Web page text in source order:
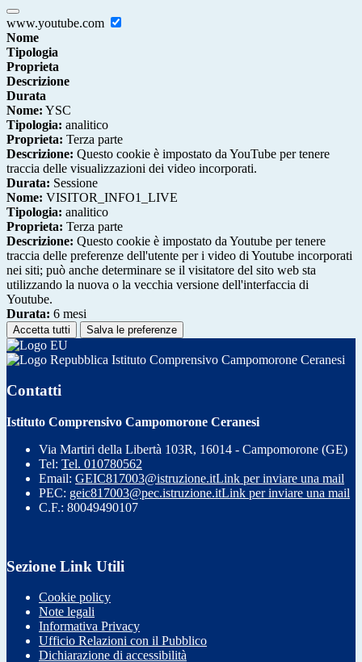
www.youtube.com
Nome
Tipologia
Proprieta
Descrizione
Durata
Nome: YSC
Tipologia: analitico
Proprieta: Terza parte
Descrizione: Questo cookie è impostato da YouTube per tenere
traccia delle visualizzazioni dei video incorporati.
Durata: Sessione
Nome: VISITOR_INFO1_LIVE
Tipologia: analitico
Proprieta: Terza parte
Descrizione: Questo cookie è impostato da Youtube per tenere
traccia delle preferenze dell'utente per i video di Youtube incorporati
nei siti; può anche determinare se il visitatore del sito web sta
utilizzando la nuova o la vecchia versione dell'interfaccia di
Youtube.
Durata: 6 mesi
Accetta tutti Salva le preferenze
Istituto Comprensivo Campomorone Ceranesi
Contatti
Istituto Comprensivo Campomorone Ceranesi
Via Martiri della Libertà 103R, 16014 - Campomorone (GE)
Tel: Tel. 010780562
Email: GEIC817003@istruzione.itLink per inviare una mail
PEC: geic817003@pec.istruzione.itLink per inviare una mail
C.F.: 80049490107
Sezione Link Utili
Cookie policy
Note legali
Informativa Privacy
Ufficio Relazioni con il Pubblico
Dichiarazione di accessibilità